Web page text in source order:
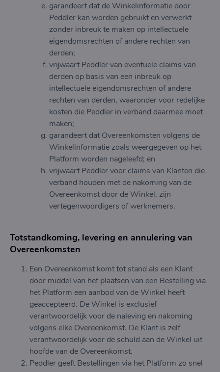
garandeert dat de Winkelinformatie door
Peddler kan worden gebruikt en verwerkt
zonder inbreuk te maken op intellectuele
eigendomsrechten of andere rechten van
derden;
vrijwaart Peddler van eventuele claims van
derden op basis van een inbreuk op
intellectuele eigendomsrechten of andere
rechten van derden, waaronder voor redelijke
kosten die Peddler in verband daarmee moet
maken;
garandeert dat Overeenkomsten volgens de
Winkelinformatie zoals weergegeven op het
Platform worden nageleefd; en
vrijwaart Peddler voor claims van Klanten die
verband houden met de nakoming van de
Overeenkomst door de Winkel, zijn
vertegenwoordigers of werknemers.
Totstandkoming, levering en annulering van
Overeenkomsten
Een Overeenkomst komt tot stand als een Klant
door middel van het plaatsen van een Bestelling via
het Platform een aanbod van de Winkel heeft
geaccepteerd. De Winkel is exclusief
verantwoordelijk voor de naleving en nakoming
volgens elke Overeenkomst. De Klant is zelf
verantwoordelijk voor de schuld aan de Winkel uit
hoofde van de Overeenkomst.
Peddler geeft Bestellingen via het Platform zo snel